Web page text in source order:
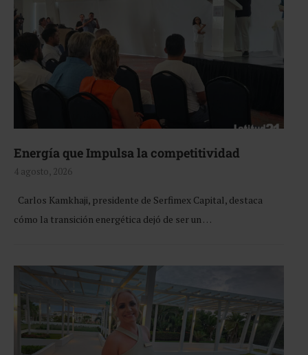
Energía que Impulsa la competitividad
4 agosto, 2026
Carlos Kamkhaji, presidente de Serfimex Capital, destaca
cómo la transición energética dejó de ser un …